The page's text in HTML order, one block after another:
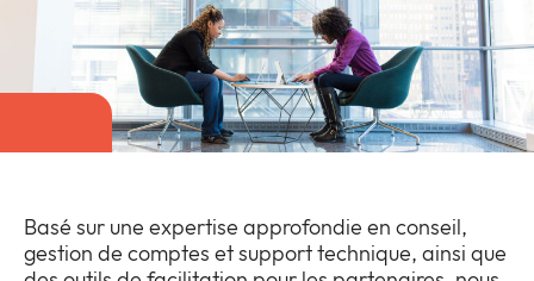
Entreprise
or
a
sub
menu
Newsroom
or
Vie privée
sub
Basé sur une expertise approfondie en conseil,
gestion de comptes et support technique, ainsi que